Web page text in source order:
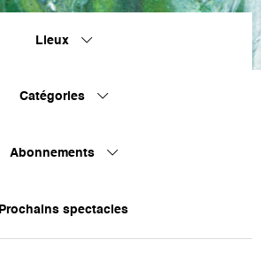
Lieux
Catégories
Abonnements
Prochains spectacles